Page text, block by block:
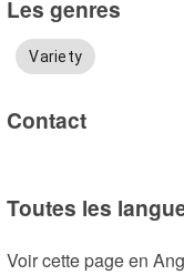
Les genres
Variety
Contact
Toutes les
Voir cette page en